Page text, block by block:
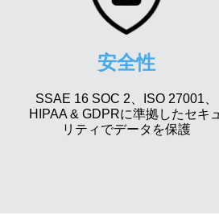
安全性
SSAE 16 SOC 2、ISO 27001、
HIPAA & GDPRに準拠したセキュ
リティでデータを保護